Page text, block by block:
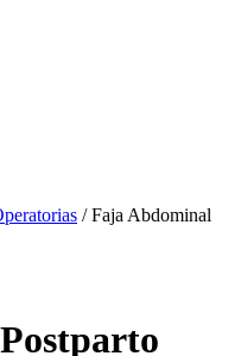
/ Faja Abdominal